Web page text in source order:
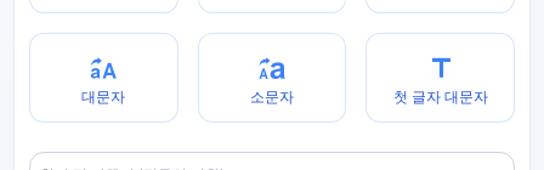
대문자 소문자 첫 글자 대문자